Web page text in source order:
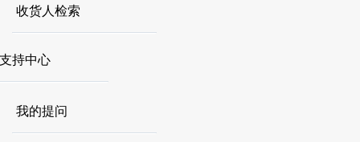
收货人检索
支持中心
我的提问